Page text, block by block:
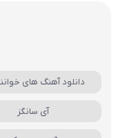
دانلود آهنگ های
آی سانگز